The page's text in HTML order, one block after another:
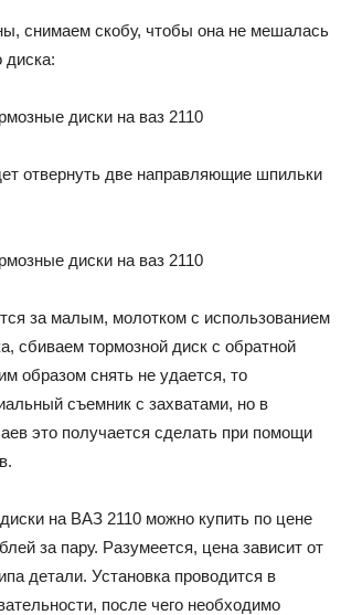
снимаем скобу, чтобы она не мешалась
диска:
отвернуть две направляющие шпильки
за малым, молотком с использованием
сбиваем тормозной диск с обратной
образом снять не удается, то
съемник с захватами, но в
это получается сделать при помощи
на ВАЗ 2110 можно купить по цене
за пару. Разумеется, цена зависит от
детали. Установка проводится в
после чего необходимо